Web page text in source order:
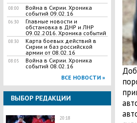
08:00
Война в Сирии. Хроника
событий 09.02.16
06:30
Главные новости и
обстановка в ДНР и ЛНР
09.02.2016. Хроника событий
08:30
Карта боевых действий в
Сирии и баз российской
армии от 08.02.16
08:05
Война в Сирии. Хроника
событий 08.02.16
ВСЕ НОВОСТИ »
ВЫБОР РЕДАКЦИИ
20:18